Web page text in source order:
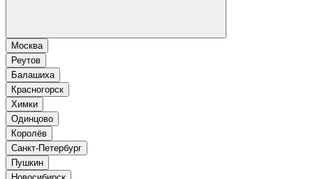
Москва
Реутов
Балашиха
Красногорск
Химки
Одинцово
Королёв
Санкт-Петербург
Пушкин